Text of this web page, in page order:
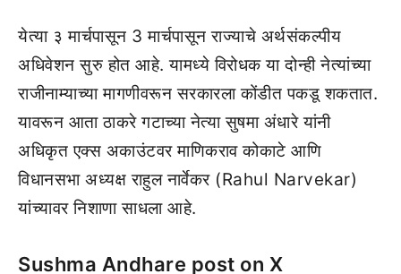
येत्या ३ मार्चपासून 3 मार्चपासून राज्याचे अर्थसंकल्पीय
अधिवेशन सुरु होत आहे. यामध्ये विरोधक या दोन्ही नेत्यांच्या
राजीनाम्याच्या मागणीवरून सरकारला कोंडीत पकडू शकतात.
यावरून आता ठाकरे गटाच्या नेत्या सुषमा अंधारे यांनी
अधिकृत एक्स अकाउंटवर माणिकराव कोकाटे आणि
विधानसभा अध्यक्ष राहुल नार्वेकर (Rahul Narvekar)
यांच्यावर निशाणा साधला आहे.
Sushma Andhare post on X